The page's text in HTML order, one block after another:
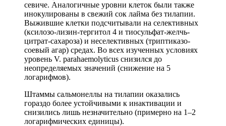
севиче. Аналогичные уровни клеток были также
инокулированы в свежий сок лайма без тилапии.
Выжившие клетки подсчитывали на селективных
(ксилозо-лизин-тергитол 4 и тиосульфат-желчь-
цитрат-сахароза) и неселективных (триптиказо-
соевый агар) средах. Во всех изученных условиях
уровень V. parahaemolyticus снизился до
неопределяемых значений (снижение на 5
логарифмов).
Штаммы сальмонеллы на тилапии оказались
гораздо более устойчивыми к инактивации и
снизились лишь незначительно (примерно на 1–2
логарифмических единицы).